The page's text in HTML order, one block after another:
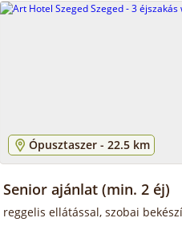
Ópusztaszer - 22.5 km
Senior ajánlat (min. 2 éj)
reggelis ellátással, szobai